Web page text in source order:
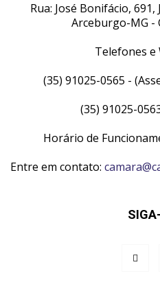
Rua: José Bonifácio,
Arceburgo-MG -
Telefones e
(35) 91025-0565 -
(35) 91025-
Horário de
Entre em contato: